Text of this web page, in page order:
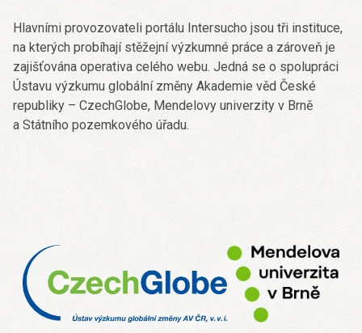
Hlavními provozovateli portálu Intersucho jsou tři instituce,
na kterých probíhají stěžejní výzkumné práce a zároveň je
zajišťována operativa celého webu. Jedná se o spolupráci
Ústavu výzkumu globální změny Akademie věd České
republiky – CzechGlobe, Mendelovy univerzity v Brně
a Státního pozemkového úřadu.